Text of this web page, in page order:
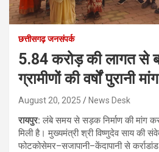
छत्तीसगढ़ जनसंपर्क
5.84 करोड़ की लागत से
ग्रामीणों की वर्षों पुरानी
August 20, 2025 News Desk
रायपुर:लंबे समय से सड़क निर्माण की मांग कर
मिली है। मुख्यमंत्री श्री विष्णुदेव साय की
फोटकोसेमर–सजापानी–केंदापानी से